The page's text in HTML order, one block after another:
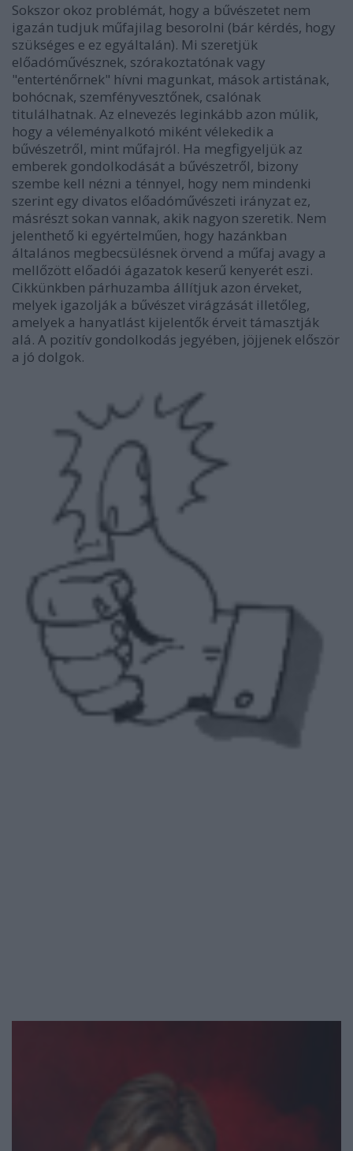
Sokszor okoz problémát, hogy a bűvészetet nem
igazán tudjuk műfajilag besorolni (bár kérdés, hogy
szükséges e ez egyáltalán). Mi szeretjük
előadóművésznek, szórakoztatónak vagy
"enterténőrnek" hívni magunkat, mások artistának,
bohócnak, szemfényvesztőnek, csalónak
titulálhatnak. Az elnevezés leginkább azon múlik,
hogy a véleményalkotó miként vélekedik a
bűvészetről, mint műfajról. Ha megfigyeljük az
emberek gondolkodását a bűvészetről, bizony
szembe kell nézni a ténnyel, hogy nem mindenki
szerint egy divatos előadóművészeti irányzat ez,
másrészt sokan vannak, akik nagyon szeretik. Nem
jelenthető ki egyértelműen, hogy hazánkban
általános megbecsülésnek örvend a műfaj avagy a
mellőzött előadói ágazatok keserű kenyerét eszi.
Cikkünkben párhuzamba állítjuk azon érveket,
melyek igazolják a bűvészet virágzását illetőleg,
amelyek a hanyatlást kijelentők érveit támasztják
alá. A pozitív gondolkodás jegyében, jöjjenek először
a jó dolgok.